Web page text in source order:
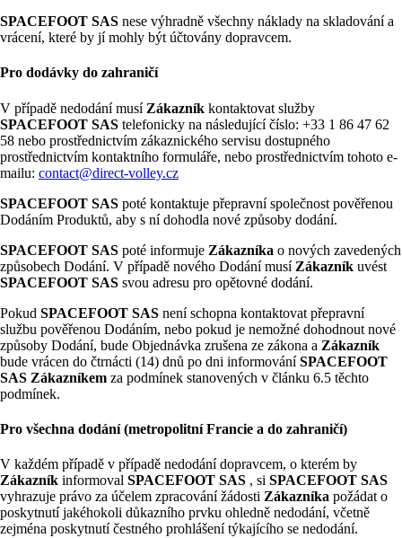
SPACEFOOT SAS nese výhradně všechny náklady na skladování a
vrácení, které by jí mohly být účtovány dopravcem.
Pro dodávky do zahraničí
V případě nedodání musí Zákazník kontaktovat služby
SPACEFOOT SAS telefonicky na následující číslo: +33 1 86 47 62
58 nebo prostřednictvím zákaznického servisu dostupného
prostřednictvím kontaktního formuláře, nebo prostřednictvím tohoto e-
mailu: contact@direct-volley.cz
SPACEFOOT SAS poté kontaktuje přepravní společnost pověřenou
Dodáním Produktů, aby s ní dohodla nové způsoby dodání.
SPACEFOOT SAS poté informuje Zákazníka o nových zavedených
způsobech Dodání. V případě nového Dodání musí Zákazník uvést
SPACEFOOT SAS svou adresu pro opětovné dodání.
Pokud SPACEFOOT SAS není schopna kontaktovat přepravní
službu pověřenou Dodáním, nebo pokud je nemožné dohodnout nové
způsoby Dodání, bude Objednávka zrušena ze zákona a Zákazník
bude vrácen do čtrnácti (14) dnů po dni informováníSPACEFOOT
SAS Zákazníkem za podmínek stanovených v článku 6.5 těchto
podmínek.
Pro všechna dodání (metropolitní Francie a do zahraničí)
V každém případě v případě nedodání dopravcem, o kterém by
Zákazník informoval SPACEFOOT SAS , si SPACEFOOT SAS
vyhrazuje právo za účelem zpracování žádosti Zákazníka požádat o
poskytnutí jakéhokoli důkazního prvku ohledně nedodání, včetně
zejména poskytnutí čestného prohlášení týkajícího se nedodání.